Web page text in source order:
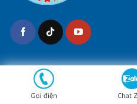
(*) Kết quả tùy thuộc
Gọi điện Chat